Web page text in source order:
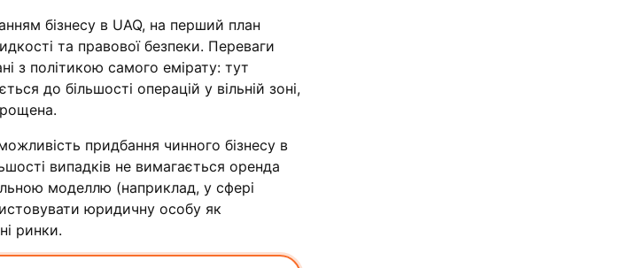
бізнесу в UAQ, на перший план
та правової безпеки. Переваги
з політикою самого емірату: тут
до більшості операцій у вільній зоні,
придбання чинного бізнесу в
випадків не вимагається оренда
моделлю (наприклад, у сфері
юридичну особу як
ринки.